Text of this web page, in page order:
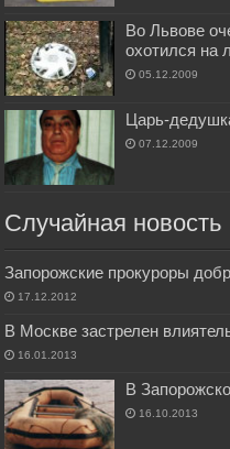
Во Львове
охотился на
05.12.2009
Царь-
07.12.2009
Случайная новость
Запорожские прокуроры
17.12.2012
В Москве застрелен
16.01.2013
В
16.10.2013